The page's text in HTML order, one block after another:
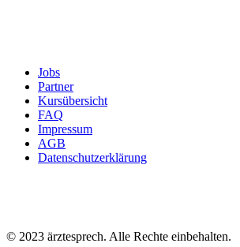
Jobs
Partner
Kursübersicht
FAQ
Impressum
AGB
Datenschutzerklärung
© 2023 ärztesprech. Alle Rechte einbehalten.